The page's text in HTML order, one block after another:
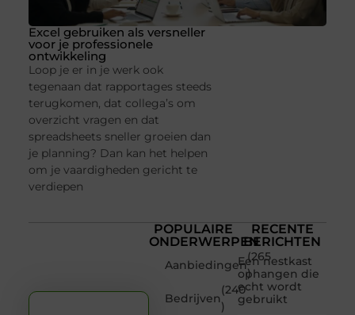
Excel gebruiken als versneller
voor je professionele
ontwikkeling
Loop je er in je werk ook
tegenaan dat rapportages steeds
terugkomen, dat collega’s om
overzicht vragen en dat
spreadsheets sneller groeien dan
je planning? Dan kan het helpen
om je vaardigheden gericht te
verdiepen
POPULAIRE
ONDERWERPEN
Aanbiedingen
(265
)
Bedrijven
(240
)
RECENTE
BERICHTEN
Een nestkast
ophangen die
echt wordt
gebruikt